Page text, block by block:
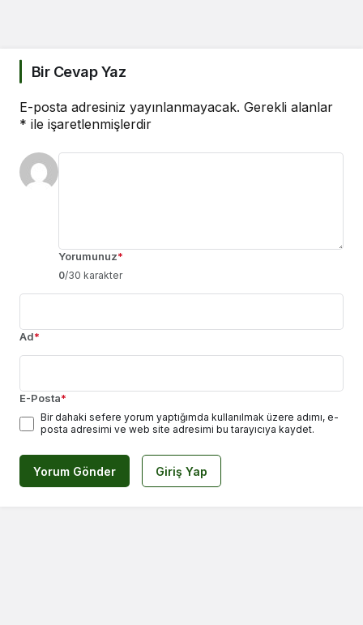
Bir Cevap Yaz
E-posta adresiniz yayınlanmayacak. Gerekli alanlar
* ile işaretlenmişlerdir
Yorumunuz*
0/30 karakter
Ad*
E-Posta*
Bir dahaki sefere yorum yaptığımda kullanılmak üzere adımı, e-
posta adresimi ve web site adresimi bu tarayıcıya kaydet.
Yorum Gönder Giriş Yap